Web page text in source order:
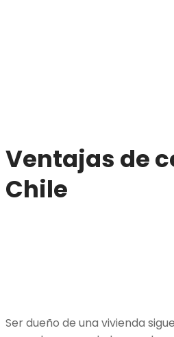
Ventajas de
Chile
Ser dueño de una vivienda